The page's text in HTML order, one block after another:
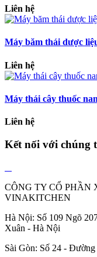
Liên hệ
Máy băm thái dược
Liên hệ
Máy thái cây thuốc
Liên hệ
Kết nối với chúng
CÔNG TY CỔ
VINAKITCHEN
Hà Nội: Số 109 Ngõ
Xuân - Hà Nội
Sài Gòn: Số 24 -